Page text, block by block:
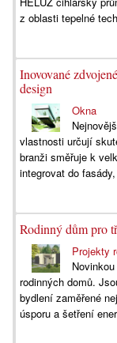
z oblasti tepelné
Inovované
design
Okna
vlastnosti určují
branži směřuje k
integrovat do
Rodinný dům pro
Projekty
rodinných domů.
bydlení zaměřené
úsporu a šetření